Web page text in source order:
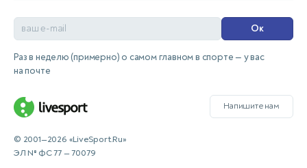
Ок
Раз в неделю (примерно) о самом главном в спорте — у вас
на почте
Напишите нам
© 2001—2026 «LiveSport.Ru»
ЭЛ № ФС 77 — 70079